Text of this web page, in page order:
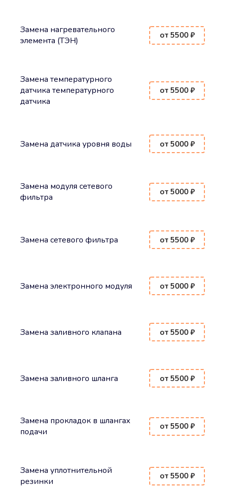
Замена нагревательного
элемента (ТЭН)
от 5500 ₽
Замена температурного
датчика температурного
датчика
от 5500 ₽
Замена датчика уровня воды от 5000 ₽
Замена модуля сетевого
фильтра
от 5000 ₽
Замена сетевого фильтра от 5500 ₽
Замена электронного модуля от 5000 ₽
Замена заливного клапана от 5500 ₽
Замена заливного шланга от 5500 ₽
Замена прокладок в шлангах
подачи
от 5500 ₽
Замена уплотнительной
резинки
от 5500 ₽